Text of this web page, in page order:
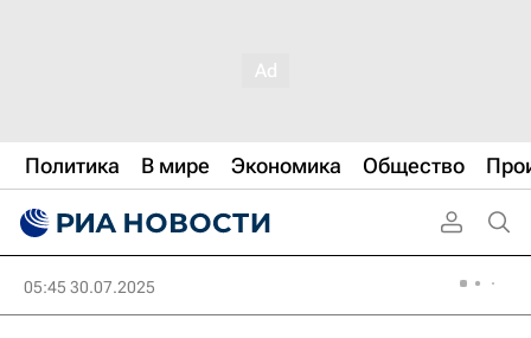
Политика В мире Экономика Общество
05:45 30.07.2025